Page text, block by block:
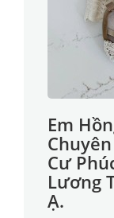
Em
Cư
Lương
Ạ.